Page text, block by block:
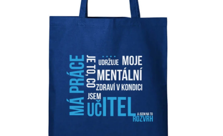
MÁM SRDCE POMÁHÁM
PROVIZNÍ SYSTÉM
Časté otázky